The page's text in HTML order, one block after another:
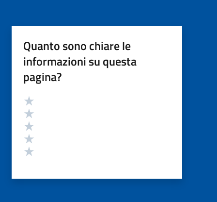
Quanto sono chiare le
informazioni su questa
pagina?
Valutazione